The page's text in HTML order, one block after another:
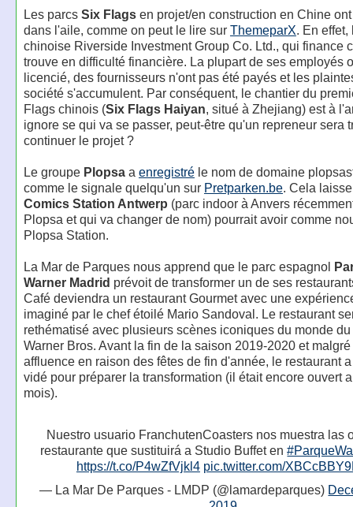
Les parcs Six Flagsen projet/en construction en Chine
dans l'aile, comme on peut le lire sur ThemeparX. En
chinoise Riverside Investment Group Co. Ltd., qui finance
trouve en difficulté financière. La plupart de ses employés
licencié, des fournisseurs n'ont pas été payés et les
société s'accumulent. Par conséquent, le chantier du
Flags chinois (Six Flags Haiyan, situé à Zhejiang) est à
ignore se qui va se passer, peut-être qu'un repreneur sera
continuer le projet ?
Le groupe Plopsaa enregistréle nom de domaine
comme le signale quelqu'un sur Pretparken.be. Cela
Comics Station Antwerp (parc indoor à Anvers
Plopsa et qui va changer de nom) pourrait avoir comme
Plopsa Station.
La Mar de Parques nous apprend que le parc espagnol
Warner Madrid prévoit de transformer un de ses
Café deviendra un restaurant Gourmet avec une
imaginé par le chef étoilé Mario Sandoval. Le restaurant
rethématisé avec plusieurs scènes iconiques du monde
Warner Bros. Avant la fin de la saison 2019-2020 et
affluence en raison des fêtes de fin d'année, le restaurant
vidé pour préparer la transformation (il était encore ouvert
mois).
Nuestro usuario FranchutenCoasters nos muestra las
restaurante que sustituirá a Studio Buffet en
https://t.co/P4wZfVjkl4 pic.twitter.com/
— La Mar De Parques - LMDP (@lamardeparques)